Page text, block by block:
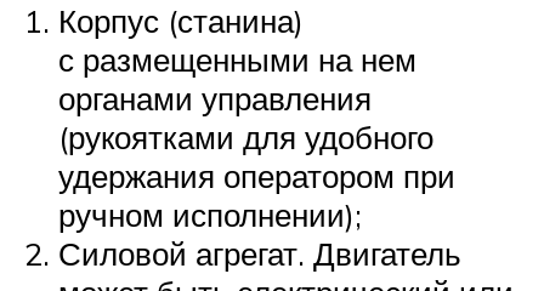
Корпус (станина)
с размещенными на нем
органами управления
(рукоятками для удобного
удержания оператором при
ручном исполнении);
Силовой агрегат. Двигатель